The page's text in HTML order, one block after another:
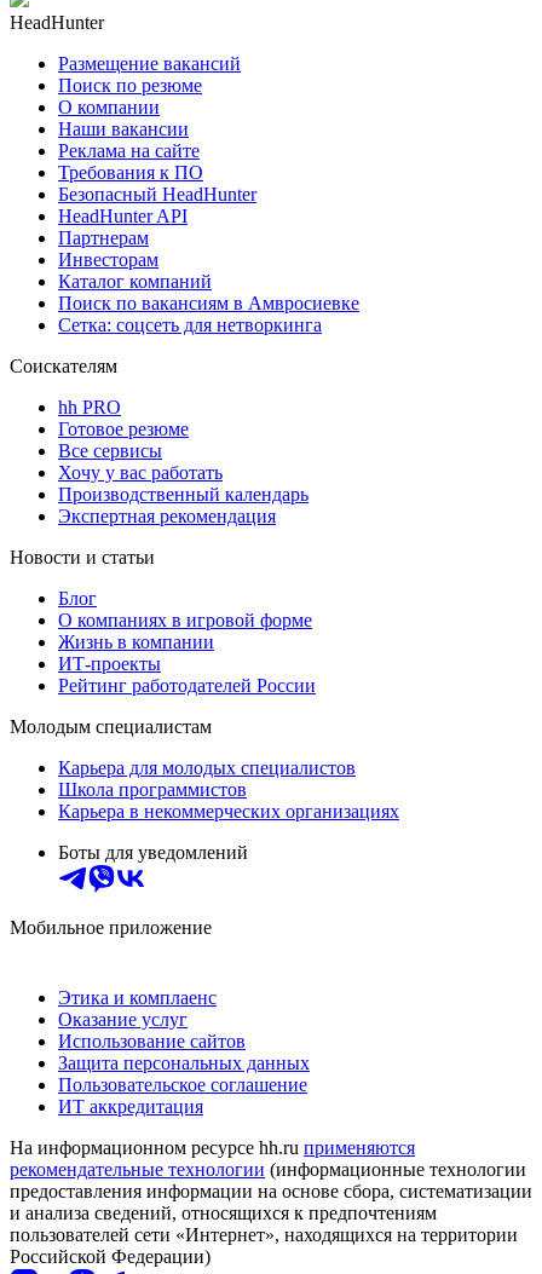
HeadHunter
Размещение вакансий
Поиск по резюме
О компании
Наши вакансии
Реклама на сайте
Требования к ПО
Безопасный HeadHunter
HeadHunter API
Партнерам
Инвесторам
Каталог компаний
Поиск по вакансиям в Амвросиевке
Сетка: соцсеть для нетворкинга
Соискателям
hh PRO
Готовое резюме
Все сервисы
Хочу у вас работать
Производственный календарь
Экспертная рекомендация
Новости и статьи
Блог
О компаниях в игровой форме
Жизнь в компании
ИТ-проекты
Рейтинг работодателей России
Молодым специалистам
Карьера для молодых специалистов
Школа программистов
Карьера в некоммерческих организациях
Боты для уведомлений
Мобильное приложение
Этика и комплаенс
Оказание услуг
Использование сайтов
Защита персональных данных
Пользовательское соглашение
ИТ аккредитация
На информационном ресурсе hh.ru применяются
рекомендательные технологии (информационные технологии
предоставления информации на основе сбора, систематизации
и анализа сведений, относящихся к предпочтениям
пользователей сети «Интернет», находящихся на территории
Российской Федерации)